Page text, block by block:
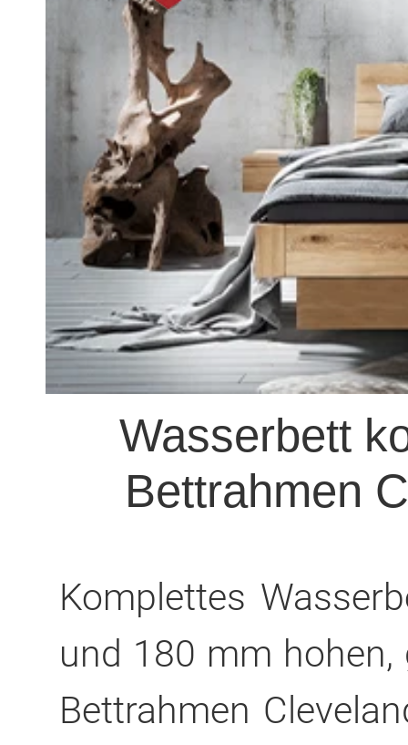
Wasserbett
Bettrahmen
Komplettes
und 180 mm hohen,
Bettrahmen